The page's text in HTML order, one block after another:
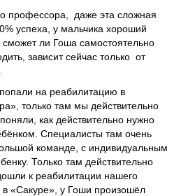
профессора, даже эта сложная
успеха, у мальчика хороший
сможет ли Гоша самостоятельно
зависит сейчас только от
на реабилитацию в
только там мы действительно
как действительно нужно
Специалисты там очень
команде, с индивидуальным
Только там действительно
к реабилитации нашего
«Сакуре», у Гоши произошёл